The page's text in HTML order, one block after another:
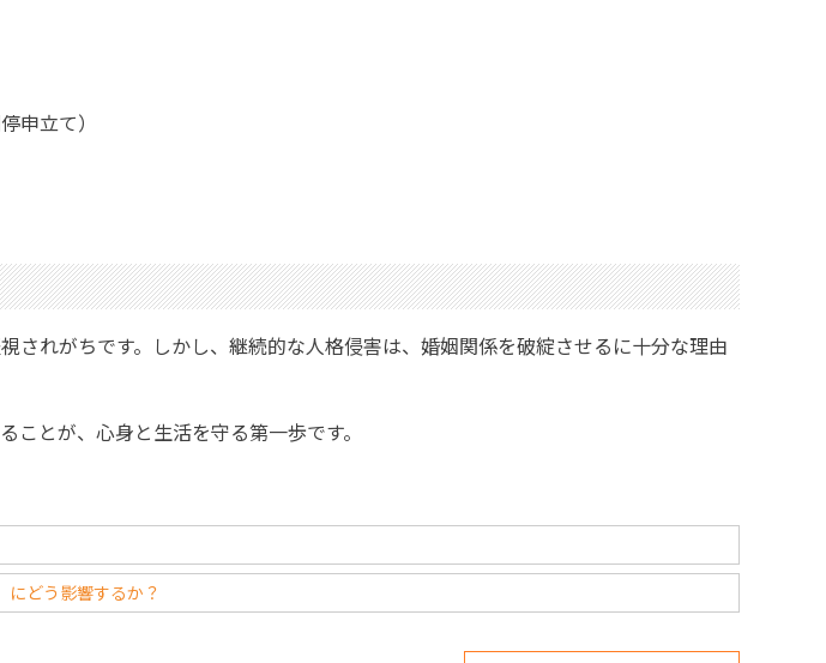
申立て）
されがちです。しかし、継続的な人格侵害は、婚姻関係を破綻させるに十分な理由
とが、心身と生活を守る第一歩です。
にどう影響するか？